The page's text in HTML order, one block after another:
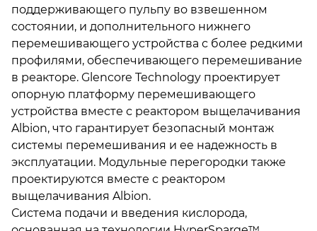
поддерживающего пульпу во взвешенном
состоянии, и дополнительного нижнего
перемешивающего устройства с более редкими
профилями, обеспечивающего перемешивание
в реакторе. Glencore Technology проектирует
опорную платформу перемешивающего
устройства вместе с реактором выщелачивания
Albion, что гарантирует безопасный монтаж
системы перемешивания и ее надежность в
эксплуатации. Модульные перегородки также
проектируются вместе с реактором
выщелачивания Albion.
Система подачи и введения кислорода,